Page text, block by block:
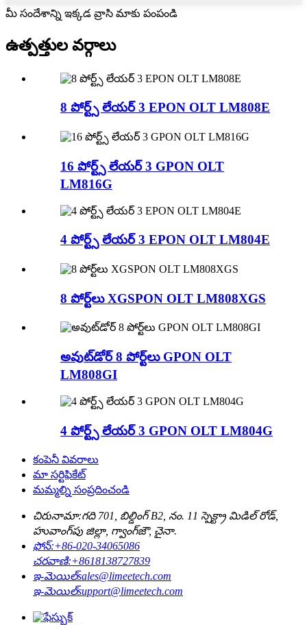
మీ సందేశాన్ని ఇక్కడ వ్రాసి మాకు పంపండి
ఉత్పత్తుల వర్గాలు
8 పోర్ట్స్ లేయర్ 3 EPON OLT LM808E
16 పోర్ట్స్ లేయర్ 3 GPON OLT
LM816G
4 పోర్ట్స్ లేయర్ 3 EPON OLT LM804E
8 పోర్ట్‌లు XGSPON OLT LM808XGS
అవుట్‌డోర్ 8 పోర్ట్‌లు GPON OLT
LM808GI
4 పోర్ట్స్ లేయర్ 3 GPON OLT LM804G
కంపెనీ వివరాలు
మా సర్టిఫికేట్
మమ్మల్ని సంప్రదించండి
చిరునామా:గది 701, బిల్డింగ్ B2, నం. 11 స్పెక్ట్రా మిడిల్ రోడ్,
హువాంగ్‌పు జిల్లా, గ్వాంగ్‌జౌ, చైనా.
ఫోన్:+86-020-34065086
చరవాణి:+8618138727839
ఇ-మెయిల్sales@limeetech.com
ఇ-మెయిల్support@limeetech.com